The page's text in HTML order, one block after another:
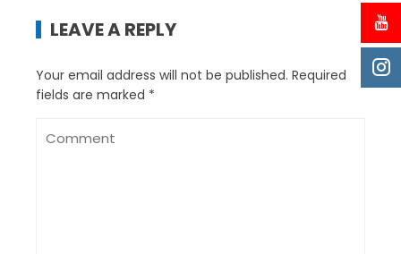
LEAVE A REPLY
Your email address will not be published. Required
fields are marked *